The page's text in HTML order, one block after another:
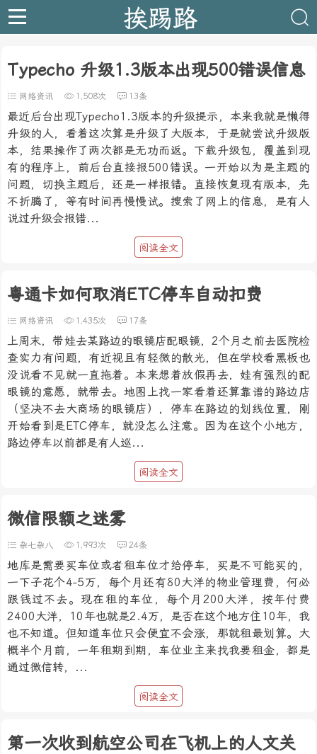
挨踢路
Typecho 升级1.3版本出现500错误信息
网络资讯 1,508次 13条
最近后台出现Typecho1.3版本的升级提示，本来我就是懒得
升级的人，看着这次算是升级了大版本，于是就尝试升级版
本，结果操作了两次都是无功而返。下载升级包，覆盖到现
有的程序上，前后台直接报500错误。一开始以为是主题的
问题，切换主题后，还是一样报错。直接恢复现有版本，先
不折腾了，等有时间再慢慢试。搜索了网上的信息，是有人
说过升级会报错...
阅读全文
粤通卡如何取消ETC停车自动扣费
网络资讯 1,435次 17条
上周末，带娃去某路边的眼镜店配眼镜，2个月之前去医院检
查实力有问题，有近视且有轻微的散光，但在学校看黑板也
没说看不见就一直拖着。本来想着放假再去，娃有强烈的配
眼镜的意愿，就带去。地图上找一家看着还算靠谱的路边店
（坚决不去大商场的眼镜店），停车在路边的划线位置，刚
开始看到是ETC停车，就没怎么注意。因为在这个小地方，
路边停车以前都是有人巡...
阅读全文
微信限额之迷雾
杂七杂八 1,993次 24条
地库是需要买车位或者租车位才给停车，买是不可能买的，
一下子花个4-5万，每个月还有80大洋的物业管理费，何必
跟钱过不去。现在租的车位，每个月200大洋，按年付费
2400大洋，10年也就是2.4万，是否在这个地方住10年，我
也不知道。但知道车位只会便宜不会涨，那就租最划算。大
概半个月前，一年租期到期，车位业主来找我要租金，都是
通过微信转，...
阅读全文
第一次收到航空公司在飞机上的人文关